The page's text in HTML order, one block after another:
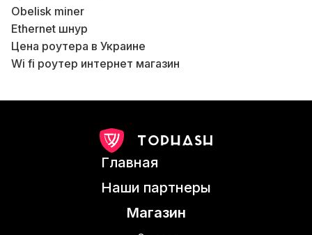
Obelisk miner
Ethernet шнур
Цена роутера в Украине
Wi fi роутер интернет магазин
Роутер вай фай
Asic для майнинга биткоинов
Асик l3 доходность
Диагностика asic
Цены на роутеры в Украине
Главная
Наши партнеры
Магазин